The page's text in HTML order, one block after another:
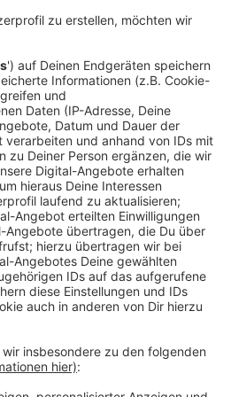
ein Auswärtsspiel beim TSV
befinden sich aktuell
ist am Sonntag (21.04.)
der 3. Handball-Liga
einen weiteren
gehen. Am
treten die Krefelder auswärts
Hessen an. Das Hinspiel
mit 30:29. Anwurf ist um 19:30